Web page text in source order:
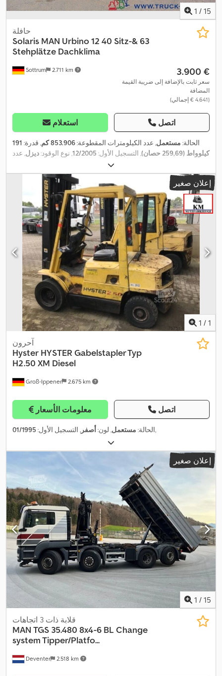
1 / 15
Sottrum 2.711 km
حافلة
Solaris MAN Urbino 12 40 Sitz-& 63
Stehplätze Dachklima
‏3.900 €
سعر ثابت بالإضافة إلى ضريبة القيمة
المضافة
(‏4.641 € إجمالي)
استعلام اتصل
الحالة: مستعمل, عدد الكيلومترات المقطوعة:853.906 كم , قدرة: 191
كيلوواط (259,69 حصان)
, التسجيل الأول: 12/2005, نوع الوقود:ديزل, عدد
, نوع التروس:
كجم, الوزن الأقصى للحمولة:6.300 كجم , الوزن الإجمالي:18.000 كجم
,
فئة الانبعاثات:
, لون:فضي, فرامل: المُبطئ , تعليق:
السائق: كابينة نهارية, معدات:تكييف الهواء, توجيه معزز بالطاقة, سخان
التدفئة أثناء التوقف, كابينة, كمبيوتر على متن المركبة, مرشح السخام,
نظام الفرامل المانعة للانغلاق (ABS)
إعلان صغير
1 / 1
Groß-Ippener 2.675 km
آحرون
Hyster HYSTER Gabelstapler Typ
H2.50 XM Diesel
معلومات الأسعار اتصل
الحالة: مستعمل, لون:أصفر , التسجيل الأول: 01/1995 ,
إعلان صغير
1 / 15
Deventer 2.518 km
قلابة ذات 3 اتجاهات
MAN TGS 35.480 8x4-6 BL Change
system Tipper/Platfo...